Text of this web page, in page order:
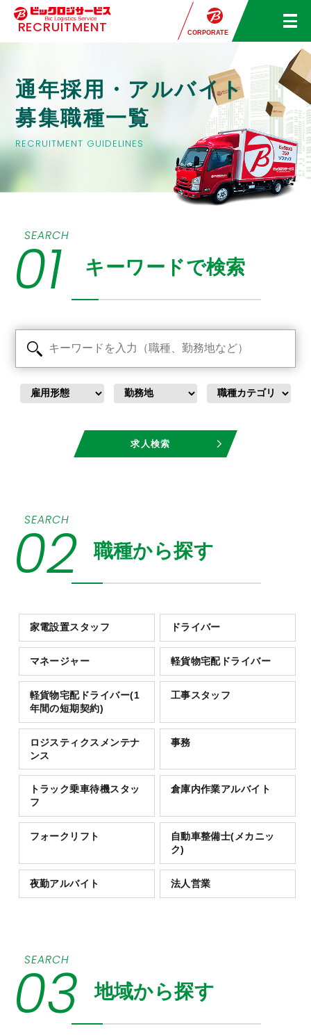
RECRUITMENT CORPORATE
通年採用・アルバイト
募集職種一覧
RECRUITMENT GUIDELINES
SEARCH
01 キーワードで検索
SEARCH
02 職種から探す
家電設置スタッフ ドライバー
マネージャー 軽貨物宅配ドライバー
軽貨物宅配ドライバー(1
年間の短期契約)
工事スタッフ
ロジスティクスメンテナ
ンス
事務
トラック乗車待機スタッ
フ
倉庫内作業アルバイト
フォークリフト
自動車整備士(メカニッ
ク)
夜勤アルバイト 法人営業
SEARCH
03 地域から探す
募集職種一覧 新卒の方 中途の方 簡単エントリー